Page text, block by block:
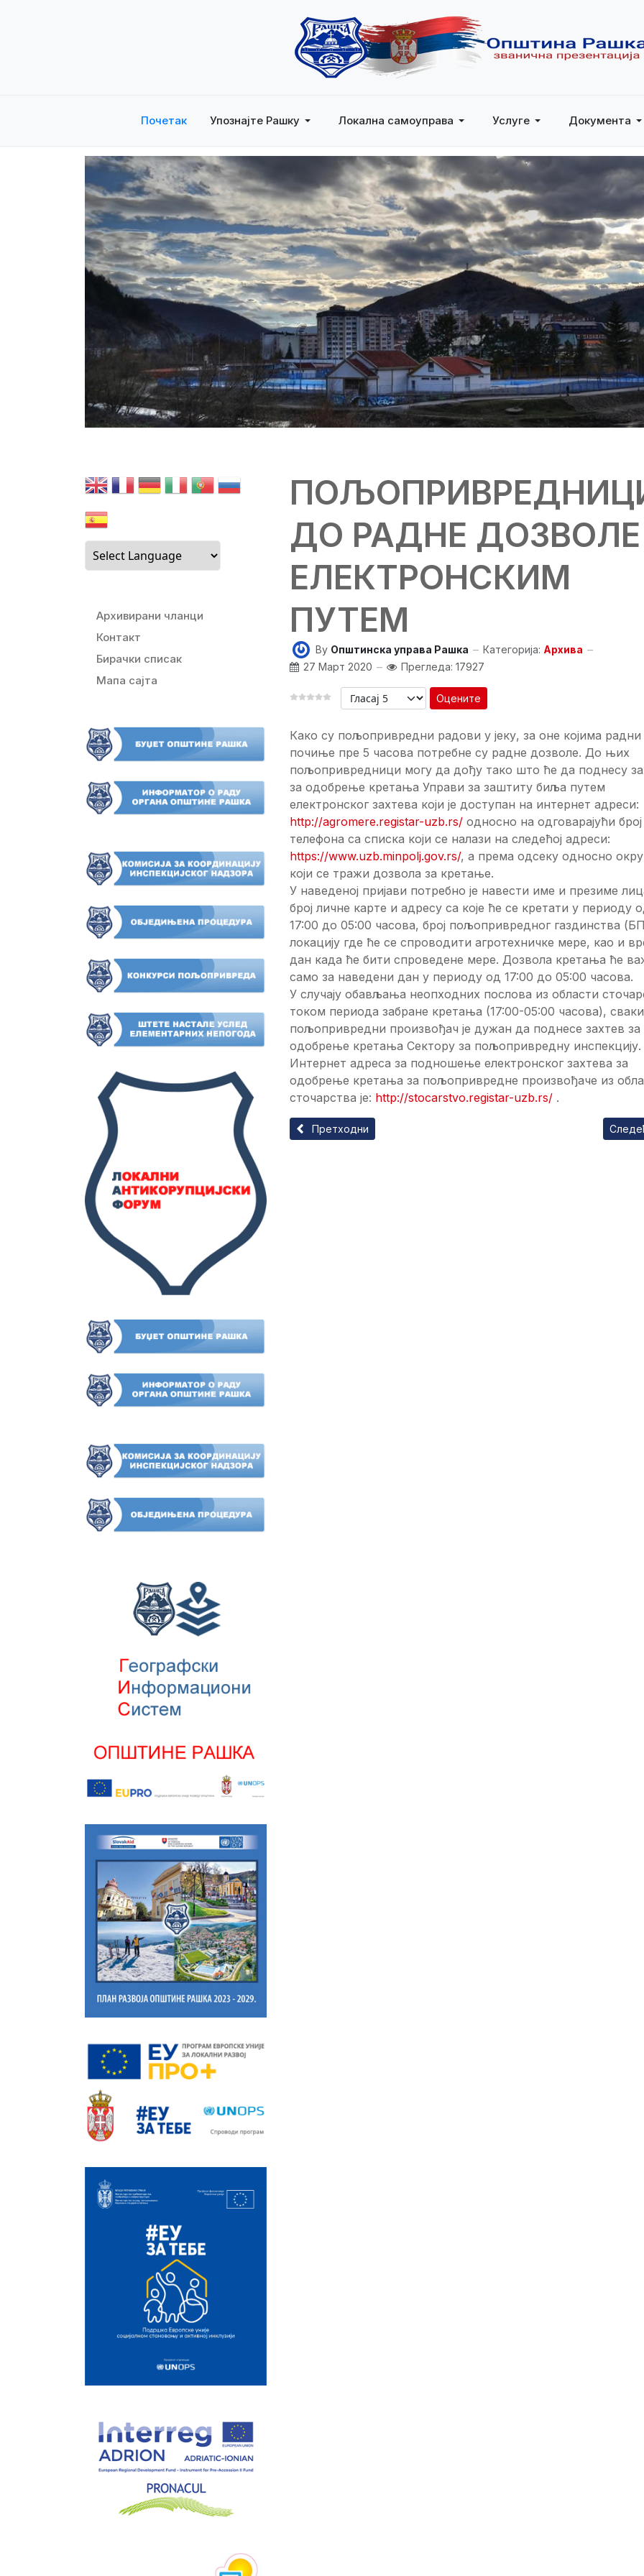
Почетак Упознајте Рашку Локална самоуправа Услуге Документа
ДО РАДНЕ ДОЗВОЛЕ
ЕЛЕКТРОНСКИМ
ПУТЕМ
By Општинска управа Рашка Категорија: Архива
27 Март 2020
Прегледа: 17927
Оцените
Како су пољопривредни радови у јеку, за оне којима
почиње пре 5 часова потребне су радне дозволе. До њих
пољопривредници могу да дођу тако што ће да поднесу
за одобрење кретања Управи за заштиту биља путем
електронског захтева који је доступан на интернет адреси:
http://agromere.registar-uzb.rs/ односно на одговарајући број
телефона са списка који се налази на следећој адреси:
https://www.uzb.minpolj.gov.rs/, а према одсеку односно
који се тражи дозвола за кретање.
У наведеној пријави потребно је навести име и презиме
број личне карте и адресу са које ће се кретати у периоду
17:00 до 05:00 часова, број пољопривредног газдинства
локацију где ће се спроводити агротехничке мере, као и
дан када ће бити спроведене мере. Дозвола кретања ће
само за наведени дан у периоду од 17:00 до 05:00 часова.
У случају обављања неопходних послова из области
током периода забране кретања (17:00-05:00 часова), сваки
пољопривредни произвођач је дужан да поднесе захтев за
одобрење кретања Сектору за пољопривредну инспекцију.
Интернет адреса за подношење електронског захтева за
одобрење кретања за пољопривредне произвођаче из
сточарства је: http://stocarstvo.registar-uzb.rs/ .
Претходни чланак: Пријавите ваше дете за вртић без одласка на
Претходни
Архивирани чланци
Контакт
Бирачки списак
Мапа сајта